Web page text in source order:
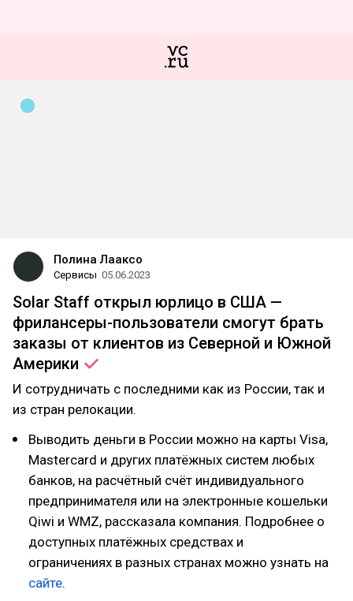
Полина Лааксо
Сервисы 05.06.2023
Solar Staff открыл юрлицо в США —
фрилансеры-пользователи смогут брать
заказы от клиентов из Северной и Южной
Америки
И сотрудничать с последними как из России, так и
из стран релокации.
Выводить деньги в России можно на карты Visa,
Mastercard и других платёжных систем любых
банков, на расчётный счёт индивидуального
предпринимателя или на электронные кошельки
Qiwi и WMZ, рассказала компания. Подробнее о
доступных платёжных средствах и
ограничениях в разных странах можно узнать на
сайте.